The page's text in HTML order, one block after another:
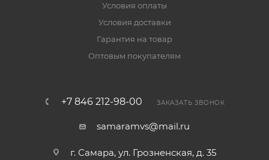
Условия оплаты
Условия доставки
Гарантия на товар
Оптовым покупателям
+7 846 212-98-00 ЗАКАЗАТЬ ЗВОНОК
samaramvs@mail.ru
г. Самара, ул. Грозненская, д. 35